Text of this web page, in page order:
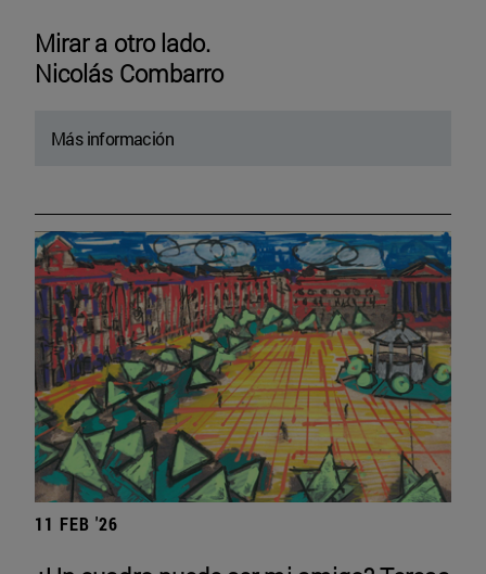
Mirar a otro lado.
Nicolás Combarro
Más información
11 FEB '26